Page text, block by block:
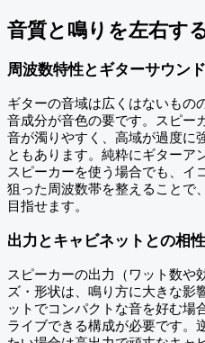
音質と鳴りを左右す
周波数特性とギターサウンド
ギターの音域は広くはないもの
音成分が音色の要です。スピー
音が濁りやすく、高域が過度に
ともあります。純粋にギターア
スピーカーを使う場合でも、イ
狙った周波数帯を整えることで
目指せます。
出力とキャビネットとの相性
スピーカーの出力（ワット数や
ズ・形状は、鳴り方に大きな影
ットでコンパクトな音を好む場
ライブできる構成が必要です。